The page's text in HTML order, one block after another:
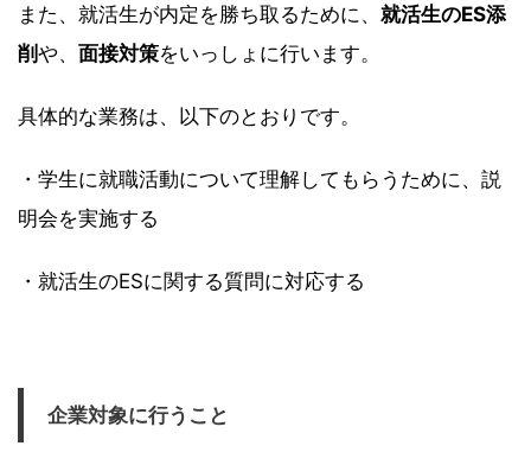
また、就活生が内定を勝ち取るために、 就活生のES添
削や、 面接対策をいっしょに行います。
具体的な業務は、以下のとおりです。
・学生に就職活動について理解してもらうために、説
明会を実施する
・就活生のESに関する質問に対応する
企業対象に行うこと